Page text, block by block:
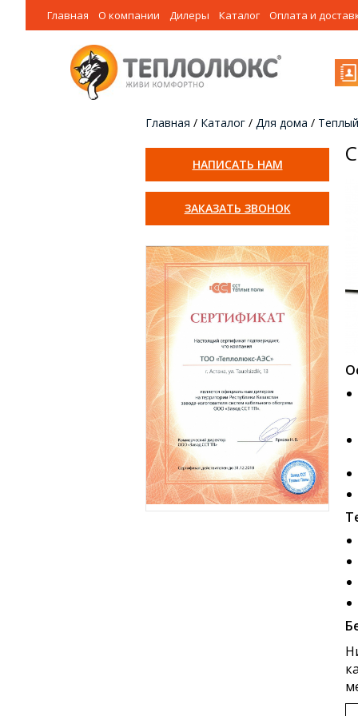
Главная О компании Дилеры Каталог Оплата и
НАПИСАТЬ НАМ
ЗАКАЗАТЬ ЗВОНОК
Главная / Каталог / Для дома /